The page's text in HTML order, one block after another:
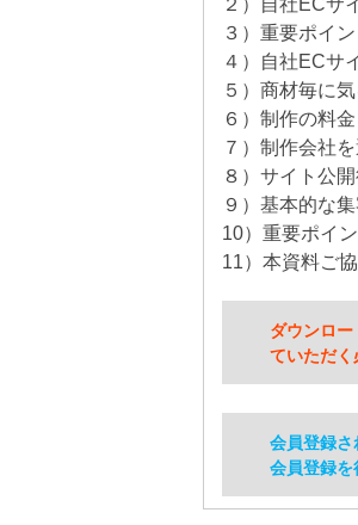
２）自社ECサ
３）重要ポイ
４）自社ECサ
５）商材毎に
６）制作の料金
７）制作会社
８）サイト公
９）基本的な
10）重要ポイ
11）本資料ご
ダウンロ
ていただく
会員登録さ
会員登録を